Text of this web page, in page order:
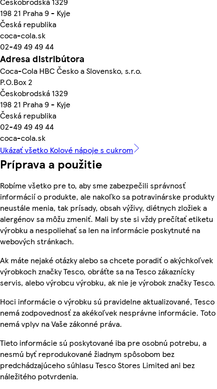
198 21 Praha 9 - Kyje
Česká republika
coca-cola.sk
02-49 49 49 44
Adresa distribútora
Coca-Cola HBC Česko a Slovensko, s.r.o.
P.O.Box 2
Českobrodská 1329
198 21 Praha 9 - Kyje
Česká republika
02-49 49 49 44
coca-cola.sk
Ukázať všetko Kolové nápoje s cukrom
Príprava a použitie
Robíme všetko pre to, aby sme zabezpečili správnosť
informácií o produkte, ale nakoľko sa potravinárske produkty
neustále menia, tak prísady, obsah výživy, diétnych zložiek a
alergénov sa môžu zmeniť. Mali by ste si vždy prečítať etiketu
výrobku a nespoliehať sa len na informácie poskytnuté na
webových stránkach.
Ak máte nejaké otázky alebo sa chcete poradiť o akýchkoľvek
výrobkoch značky Tesco, obráťte sa na Tesco zákaznícky
servis, alebo výrobcu výrobku, ak nie je výrobok značky Tesco.
Hoci informácie o výrobku sú pravidelne aktualizované, Tesco
nemá zodpovednosť za akékoľvek nesprávne informácie. Toto
nemá vplyv na Vaše zákonné práva.
Tieto informácie sú poskytované iba pre osobnú potrebu, a
nesmú byť reprodukované žiadnym spôsobom bez
predchádzajúceho súhlasu Tesco Stores Limited ani bez
náležitého potvrdenia.